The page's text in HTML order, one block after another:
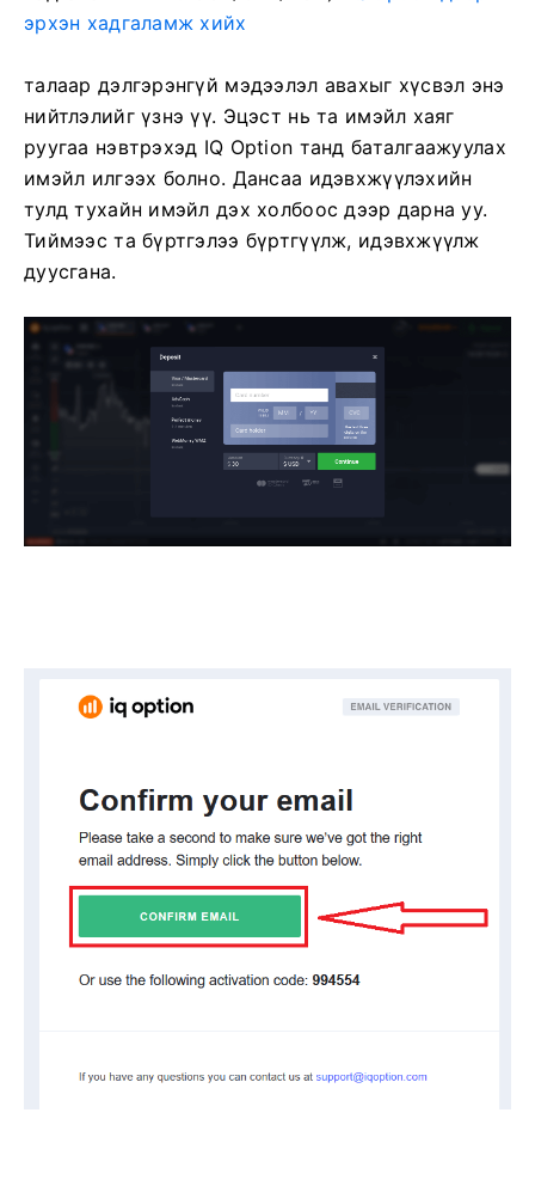
эрхэн хадгаламж хийх
талаар дэлгэрэнгүй мэдээлэл авахыг хүсвэл энэ
нийтлэлийг үзнэ үү. Эцэст нь та имэйл хаяг
руугаа нэвтрэхэд IQ Option танд баталгаажуулах
имэйл илгээх болно. Дансаа идэвхжүүлэхийн
тулд тухайн имэйл дэх холбоос дээр дарна уу.
Тиймээс та бүртгэлээ бүртгүүлж, идэвхжүүлж
дуусгана.